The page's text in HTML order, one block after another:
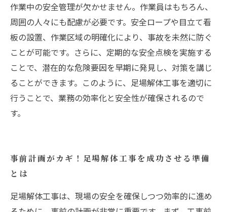
作業中の安全管理が欠かせません。作業員はもちろん、
周囲の人々にも配慮が必要です。安全ロープや目立て看
板の設置、作業区域の明確化により、事故を未然に防ぐ
ことが可能です。さらに、定期的な安全点検を実施する
ことで、潜在的な危険要因を早期に発見し、対策を講じ
ることができます。このように、足場解体工事を適切に
行うことで、業務の効率化と安全性が確保されるので
す。
事前計画がカギ！足場解体工事を成功させる準備
とは
足場解体工事は、現場の安全を確保しつつ効率的に進め